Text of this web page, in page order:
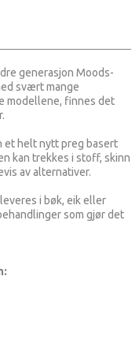
generasjon Moods-
svært mange
modellene, finnes det
et helt nytt preg basert
kan trekkes i stoff, skinn
av alternativer.
i bøk, eik eller
som gjør det